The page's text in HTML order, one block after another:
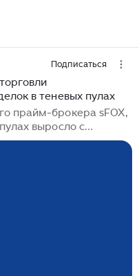
Подписаться
в теневых пулах
прайм-брокера sFOX,
выросло с
объёма